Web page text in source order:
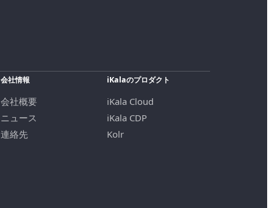
会社情報
会社概要
ニュース
連絡先
iKalaのプロダクト
iKala Cloud
iKala CDP
Kolr